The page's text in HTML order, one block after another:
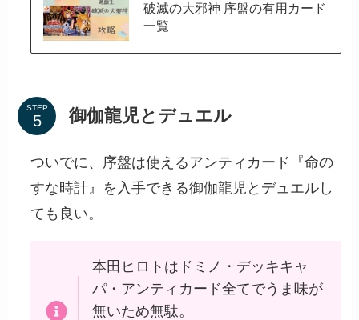
破滅の大邪神 序盤の有用カード
一覧
STEP 御伽龍児とデュエル
ついでに、序盤は使えるアンティカード『命の
すな時計』を入手できる御伽龍児とデュエルし
ても良い。
本田ヒロトはドミノ・デッキキャ
パ・アンティカード全てでうま味が
無いため無駄。